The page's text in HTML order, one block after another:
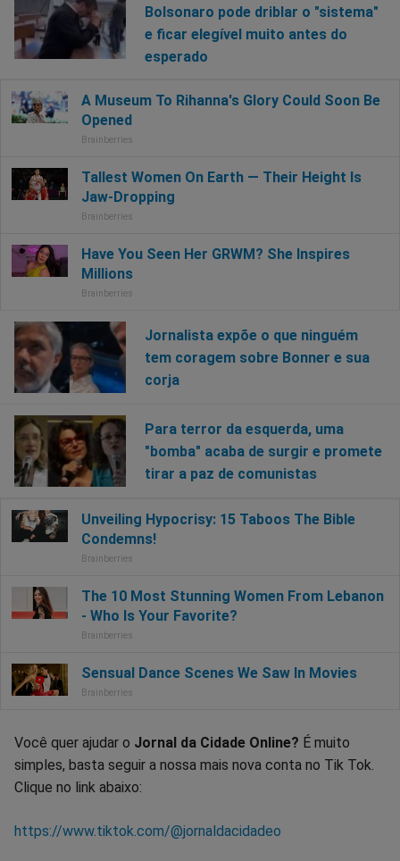
Bolsonaro pode driblar o "sistema"
e ficar elegível muito antes do
esperado
Jornalista expõe o que ninguém
tem coragem sobre Bonner e sua
corja
Para terror da esquerda, uma
"bomba" acaba de surgir e promete
tirar a paz de comunistas
Você quer ajudar o Jornal da Cidade Online? É muito
simples, basta seguir a nossa mais nova conta no Tik Tok.
Clique no link abaixo:
https://www.tiktok.com/@jornaldacidadeo